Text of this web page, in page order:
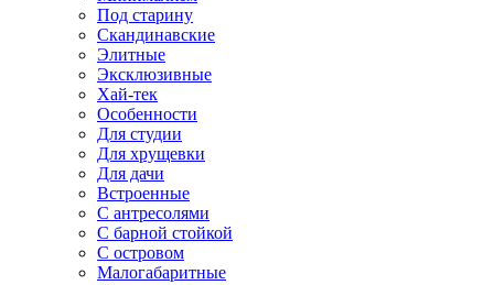
Под старину
Скандинавские
Элитные
Эксклюзивные
Хай-тек
Особенности
Для студии
Для хрущевки
Для дачи
Встроенные
С антресолями
С барной стойкой
С островом
Малогабаритные